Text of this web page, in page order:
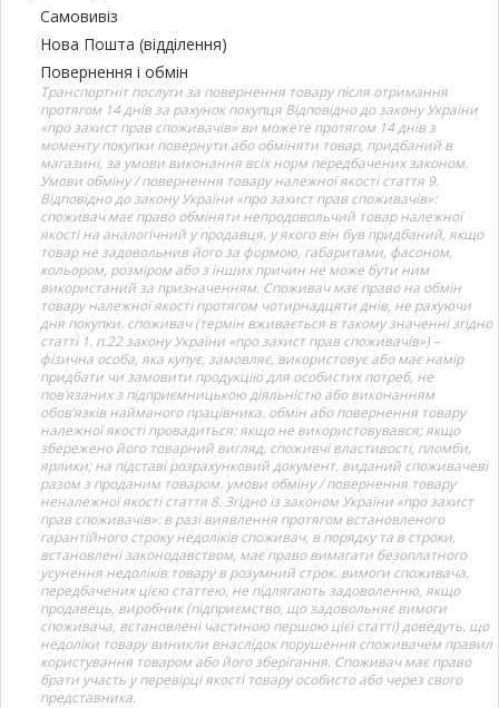
Самовивіз
Нова Пошта (відділення)
Повернення і обмін
Транспортніт послуги за повернення товару після отримання
протягом 14 днів за рахунок покупця Відповідно до закону України
«про захист прав споживачів» ви можете протягом 14 днів з
моменту покупки повернути або обміняти товар, придбаний в
магазині, за умови виконання всіх норм передбачених законом.
Умови обміну / повернення товару належної якості стаття 9.
Відповідно до закону України «про захист прав споживачів»:
споживач має право обміняти непродовольчий товар належної
якості на аналогічний у продавця, у якого він був придбаний, якщо
товар не задовольнив його за формою, габаритами, фасоном,
кольором, розміром або з інших причин не може бути ним
використаний за призначенням. Споживач має право на обмін
товару належної якості протягом чотирнадцяти днів, не рахуючи
дня покупки. споживач (термін вживається в такому значенні згідно
статті 1. п.22 закону України «про захист прав споживачів») –
фізична особа, яка купує, замовляє, використовує або має намір
придбати чи замовити продукцію для особистих потреб, не
пов’язаних з підприємницькою діяльністю або виконанням
обов’язків найманого працівника. обмін або повернення товару
належної якості провадиться: якщо не використовувався; якщо
збережено його товарний вигляд, споживчі властивості, пломби,
ярлики; на підставі розрахунковий документ, виданий споживачеві
разом з проданим товаром. умови обміну / повернення товару
неналежної якості стаття 8. Згідно із законом України «про захист
прав споживачів»: в разі виявлення протягом встановленого
гарантійного строку недоліків споживач, в порядку та в строки,
встановлені законодавством, має право вимагати безоплатного
усунення недоліків товару в розумний строк. вимоги споживача,
передбачених цією статтею, не підлягають задоволенню, якщо
продавець, виробник (підприємство, що задовольняє вимоги
споживача, встановлені частиною першою цієї статті) доведуть, що
недоліки товару виникли внаслідок порушення споживачем правил
користування товаром або його зберігання. Споживач має право
брати участь у перевірці якості товару особисто або через свого
представника.